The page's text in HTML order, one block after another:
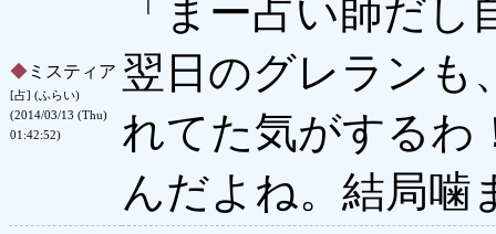
◆ ミスティア
[占] (ふらい)
(2014/03/13 (Thu)
01:42:52)
「まー占い師だ
翌日のグレランも
れてた気がする
んだよね。結局噛